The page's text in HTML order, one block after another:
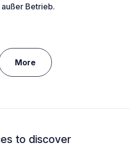
Betrieb.
More
to discover